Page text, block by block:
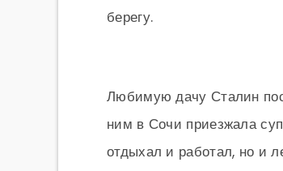
берегу.
Любимую дачу Сталин
ним в Сочи приезжала
отдыхал и работал, но и